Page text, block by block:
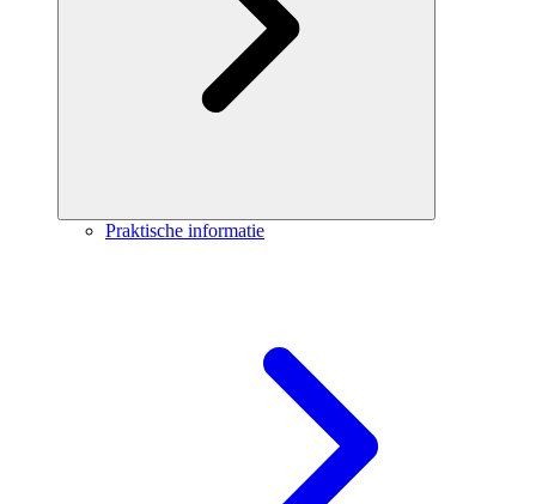
Praktische informatie